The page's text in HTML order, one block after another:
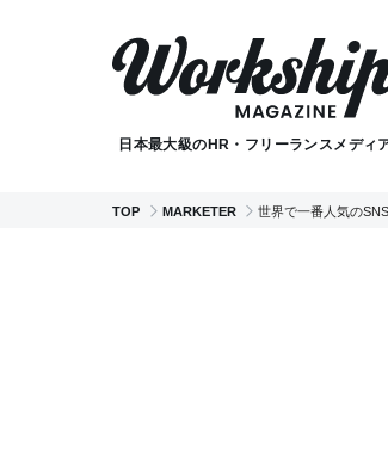
日本最大級のHR・フリーランスメディ
TOP MARKETER 世界で一番人気の